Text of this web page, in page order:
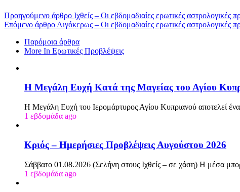
Προηγούμενο άρθρο Ιχθείς – Οι εβδομαδιαίες ερωτικές
Επόμενο άρθρο Αιγόκερως – Οι εβδομαδιαίες ερωτικές
Παρόμοια άρθρα
More In Ερωτικές Προβλέψεις
Η Μεγάλη Ευχή Κατά της Μαγείας του Αγίου
Η Μεγάλη Ευχή του Ιερομάρτυρος Αγίου Κυπριανού αποτελεί
1 εβδομάδα ago
Κριός – Ημερήσιες Προβλέψεις Αυγούστου 2026
Σάββατο 01.08.2026 (Σελήνη στους Ιχθείς – σε χάση) Η μέσα
1 εβδομάδα ago